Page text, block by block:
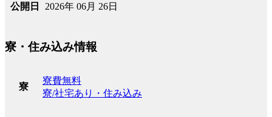
公開日 2026年 06月 26日
寮・住み込み情報
寮
寮費無料
寮/社宅あり・住み込み